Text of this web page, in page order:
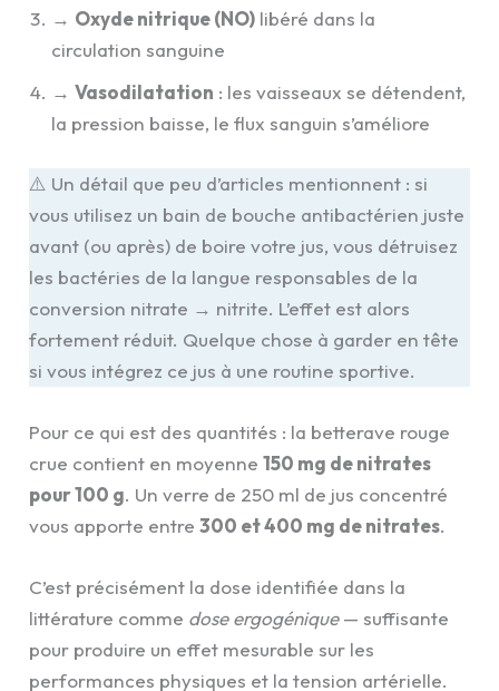
→ Oxyde nitrique (NO) libéré dans la
circulation sanguine
→Vasodilatation : les vaisseaux se détendent,
la pression baisse, le flux sanguin s’améliore
⚠️ Un détail que peu d’articles mentionnent : si
vous utilisez un bain de bouche antibactérien juste
avant (ou après) de boire votre jus, vous détruisez
les bactéries de la langue responsables de la
conversion nitrate → nitrite. L’effet est alors
fortement réduit. Quelque chose à garder en tête
si vous intégrez ce jus à une routine sportive.
Pour ce qui est des quantités : la betterave rouge
crue contient en moyenne150 mg de nitrates
pour 100 g. Un verre de 250 ml de jus concentré
vous apporte entre300 et 400 mg de nitrates.
C’est précisément la dose identifiée dans la
littérature comme dose ergogénique— suffisante
pour produire un effet mesurable sur les
performances physiques et la tension artérielle.